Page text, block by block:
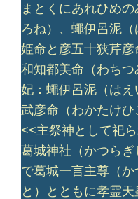
まとくにあれひめ
ろね）、蠅伊呂泥
姫命と彦五十狭芹彦
和知都美命（わち
妃：蠅伊呂泥（は
武彦命（わかたけひ
<<主祭神として祀
葛城神社（かつら
で葛城一言主尊（
と）とともに孝霊天